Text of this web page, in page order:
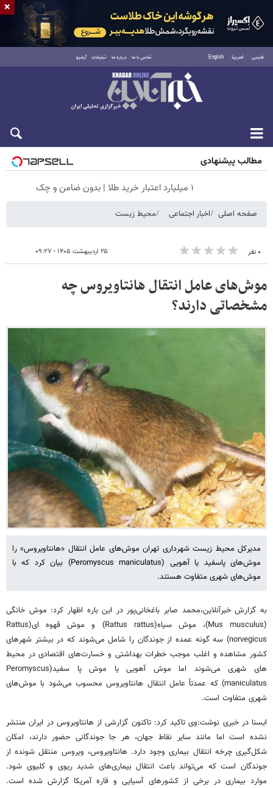
فارسی العربية English تماس با ما درباره ما تبلیغات آرشیو
جمعه ۱۶ مرداد ۱۴۰۵
مطالب پیشنهادی
۱ میلیارد اعتبار خرید طلا | بدون ضامن و چک
صفحه اصلی اخبار اجتماعی محیط زیست
۰ نفر ۲۵ اردیبهشت ۱۴۰۵ - ۰۹:۲۷
موش‌های عامل انتقال هانتاویروس چه
مشخصاتی دارند؟
مدیرکل محیط زیست شهرداری تهران موش‌های عامل انتقال «هانتاویروس» را
موش‌های پاسفید یا آهویی (Peromyscus maniculatus) بیان کرد که با
موش‌های شهری متفاوت هستند.
به گزارش خبرآنلاین،محمد صابر باغخانی‌پور در این باره اظهار کرد: موش خانگی
(Mus musculus)، موش سیاه(Rattus rattus) و موش قهوه ای(Rattus
norvegicus) سه گونه عمده از جوندگان را شامل می‌شوند که در بیشتر شهرهای
کشور مشاهده و اغلب موجب خطرات بهداشتی و خسارت‌های اقتصادی در محیط
های شهری می‌شوند اما موش آهویی یا موش پا سفید(Peromyscus
maniculatus) که عمدتاً عامل انتقال هانتاویروس محسوب می‌شود با موش‌های
شهری متفاوت است.
ایسنا در خبری نوشت:وی تاکید کرد: تاکنون گزارشی از هانتاویروس در ایران منتشر
نشده است اما مانند سایر نقاط جهان، هر جا جوندگانی حضور دارند، امکان
شکل‌گیری چرخه انتقال بیماری وجود دارد. هانتاویروس، ویروس منتقل شونده از
جوندگان است که می‌تواند باعث انتقال بیماری‌های شدید ریوی و کلیوی شود.
موارد بیماری در برخی از کشورهای آسیایی و قاره آمریکا گزارش شده است.
×